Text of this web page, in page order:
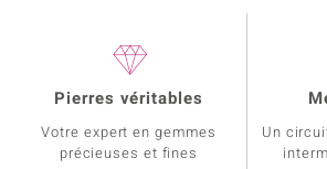
Pierres véritables
Votre expert en gemmes
précieuses et fines
Un